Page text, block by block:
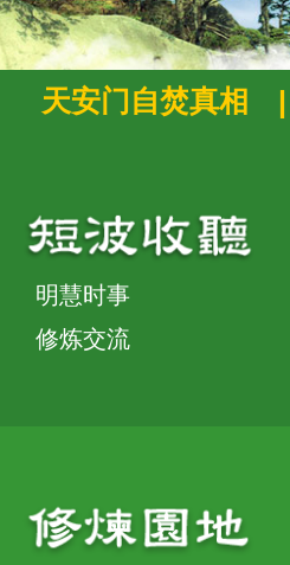
天安门自焚真相 |
明慧时事
修炼交流